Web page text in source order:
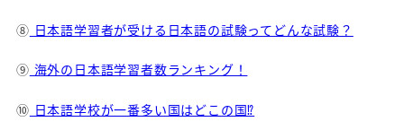
⑧ 日本語学習者が受ける日本語の試験ってどんな試験？
⑨ 海外の日本語学習者数ランキング！
⑩ 日本語学校が一番多い国はどこの国⁉